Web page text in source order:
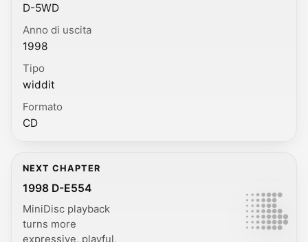
D-5WD
Anno di uscita
1998
Tipo
widdit
Formato
CD
NEXT CHAPTER
1998 D-E554
MiniDisc playback
turns more
expressive, playful,